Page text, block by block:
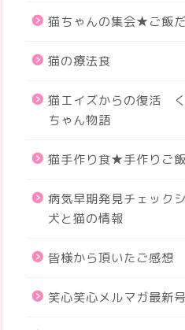
猫ちゃんの集会★ご飯
猫の療法食
猫エイズからの復活
ちゃん物語
猫手作り食★手作りご飯
病気早期発見チェック
犬と猫の情報
皆様から頂いたご感想
笑心笑心メルマガ最新号